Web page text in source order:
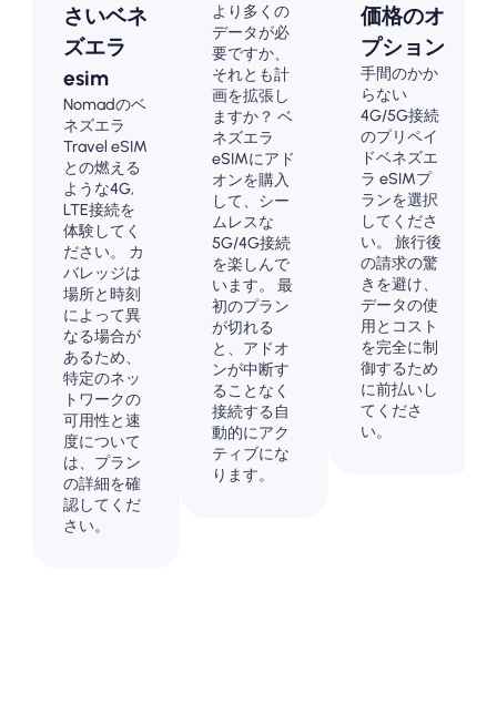
さいベネ
ズエラ
esim
Nomadのベ
ネズエラ
Travel eSIM
との燃える
ような4G,
LTE接続を
体験してく
ださい。 カ
バレッジは
場所と時刻
によって異
なる場合が
あるため、
特定のネッ
トワークの
可用性と速
度について
は、プラン
の詳細を確
認してくだ
さい。
より多くの
データが必
要ですか、
それとも計
画を拡張し
ますか？ ベ
ネズエラ
eSIMにアド
オンを購入
して、シー
ムレスな
5G/4G接続
を楽しんで
います。 最
初のプラン
が切れる
と、アドオ
ンが中断す
ることなく
接続する自
動的にアク
ティブにな
ります。
価格のオ
プション
手間のかか
らない
4G/5G接続
のプリペイ
ドベネズエ
ラ eSIMプ
ランを選択
してくださ
い。 旅行後
の請求の驚
きを避け、
データの使
用とコスト
を完全に制
御するため
に前払いし
てくださ
い。